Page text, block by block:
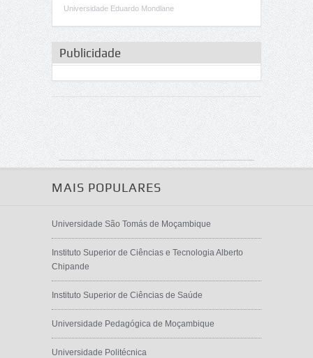
Universidade Eduardo Mondlane
Publicidade
MAIS POPULARES
Universidade São Tomás de Moçambique
Instituto Superior de Ciências e Tecnologia Alberto
Chipande
Instituto Superior de Ciências de Saúde
Universidade Pedagógica de Moçambique
Universidade Politécnica